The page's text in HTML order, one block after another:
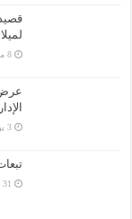
8 مايو، 2022
عرض
3 يوليو، 2023
31 مايو، 2024